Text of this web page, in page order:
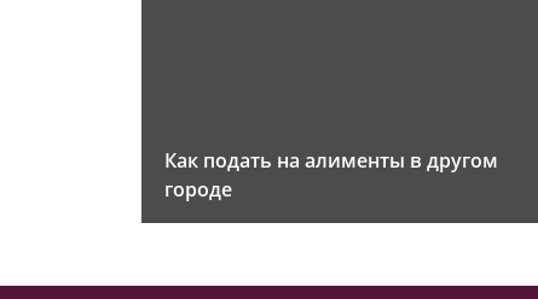
Как подать на алименты в другом
городе